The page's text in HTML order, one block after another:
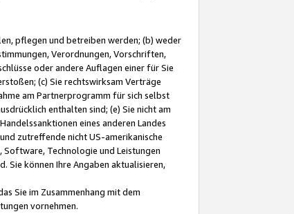
pflegen und betreiben werden; (b) weder
Verordnungen, Vorschriften,
oder andere Auflagen einer für Sie
(c) Sie rechtswirksam Verträge
am Partnerprogramm für sich selbst
enthalten sind; (e) Sie nicht am
eines anderen Landes
zutreffende nicht US-amerikanische
Technologie und Leistungen
Sie können Ihre Angaben aktualisieren,
Sie im Zusammenhang mit dem
vornehmen.